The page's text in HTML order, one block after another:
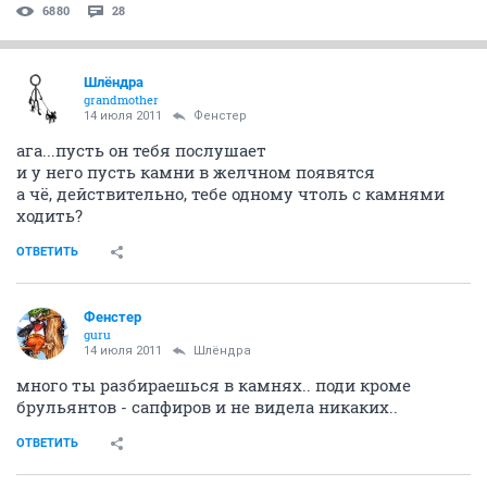
6880 28
Шлёндра
grandmother
14 июля 2011 Фенстер
ага...пусть он тебя послушает
и у него пусть камни в желчном появятся
а чё, действительно, тебе одному чтоль с камнями
ходить?
ОТВЕТИТЬ
Фенстер
guru
14 июля 2011 Шлёндра
много ты разбираешься в камнях.. поди кроме
брульянтов - сапфиров и не видела никаких..
ОТВЕТИТЬ